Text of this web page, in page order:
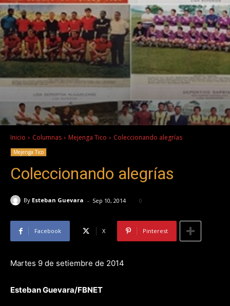
Inicio Columnas Mejenga Tico Coleccionando alegrías
Mejenga Tico
Coleccionando alegrías
By Esteban Guevara - Sep 10, 2014 0
Facebook X Pinterest
Martes 9 de setiembre de 2014
Esteban Guevara/FBNET